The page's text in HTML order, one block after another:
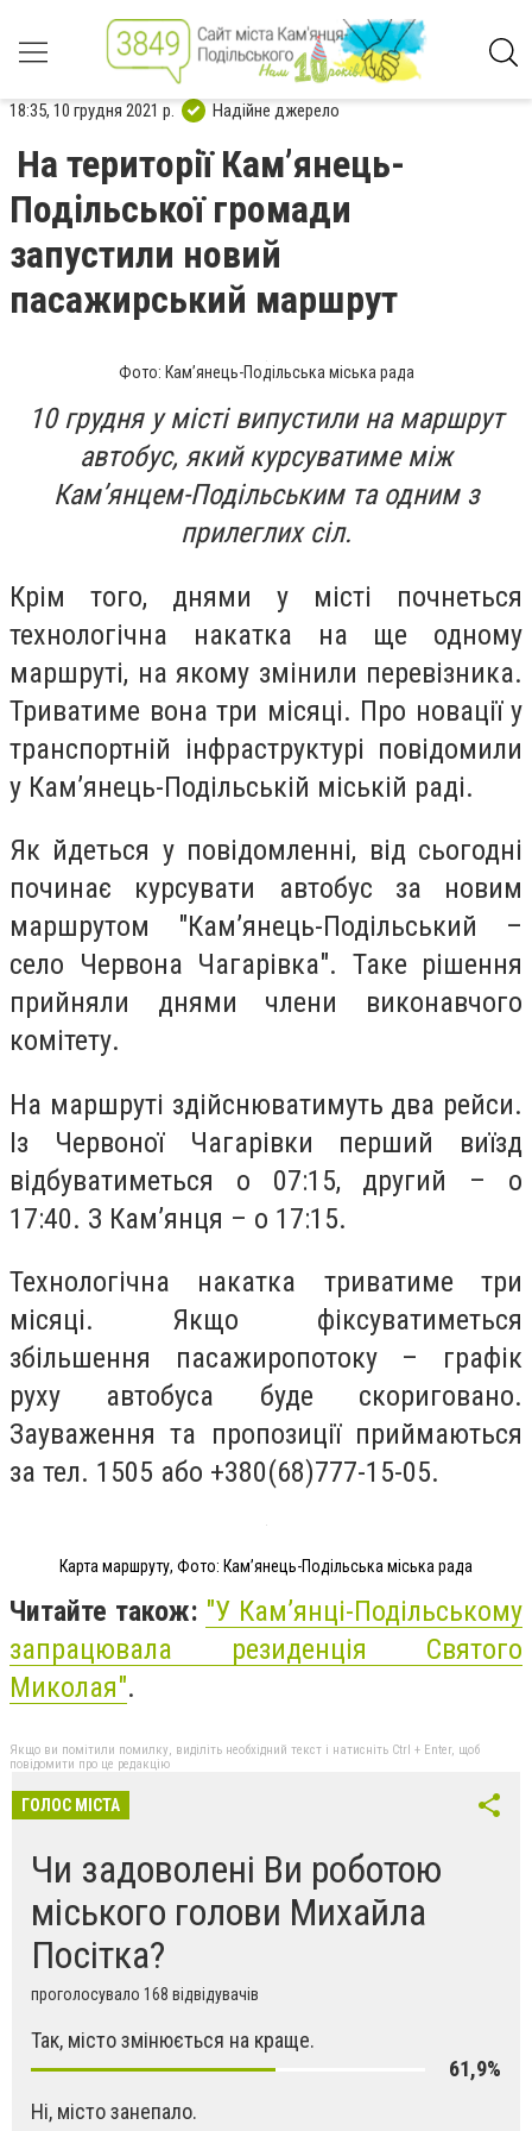
18:35, 10 грудня 2021 р. Надійне джерело
На території Кам’янець-
Подільської громади
запустили новий
пасажирський маршрут
Фото: Кам’янець-Подільська міська рада
10 грудня у місті випустили на маршрут
автобус, який курсуватиме між
Кам’янцем-Подільським та одним з
прилеглих сіл.
Крім того, днями у місті почнеться
технологічна накатка на ще одному
маршруті, на якому змінили перевізника.
Триватиме вона три місяці. Про новації у
транспортній інфраструктурі повідомили
у Кам’янець-Подільській міській раді.
Як йдеться у повідомленні, від сьогодні
починає курсувати автобус за новим
маршрутом "Кам’янець-Подільський –
село Червона Чагарівка". Таке рішення
прийняли днями члени виконавчого
комітету.
На маршруті здійснюватимуть два рейси.
Із Червоної Чагарівки перший виїзд
відбуватиметься о 07:15, другий – о
17:40. З Кам’янця – о 17:15.
Технологічна накатка триватиме три
місяці. Якщо фіксуватиметься
збільшення пасажиропотоку – графік
руху автобуса буде скориговано.
Зауваження та пропозиції приймаються
за тел. 1505 або +380(68)777-15-05.
Карта маршруту, Фото: Кам’янець-Подільська міська рада
Читайте також: "У Кам’янці-Подільському
запрацювала резиденція Святого
Миколая".
Якщо ви помітили помилку, виділіть необхідний текст і натисніть Ctrl + Enter, щоб
повідомити про це редакцію
ГОЛОС МІСТА
Чи задоволені Ви роботою
міського голови Михайла
Посітка?
проголосувало 168 відвідувачів
Так, місто змінюється на краще.
61,9%
Ні, місто занепало.